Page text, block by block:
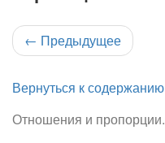
← Предыдущее
Вернуться к
Отношения и